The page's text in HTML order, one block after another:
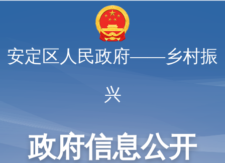
安定区人民政府——乡村振
兴
政府信息公开